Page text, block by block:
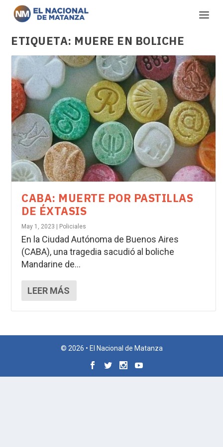
ETIQUETA: MUERE EN BOLICHE
CABA: MUERTE POR PASTILLAS
DE ÉXTASIS
May 1, 2023 Policiales
En la Ciudad Autónoma de Buenos Aires
(CABA), una tragedia sacudió al boliche
Mandarine de...
LEER MÁS
© 2026 • El Nacional de Matanza